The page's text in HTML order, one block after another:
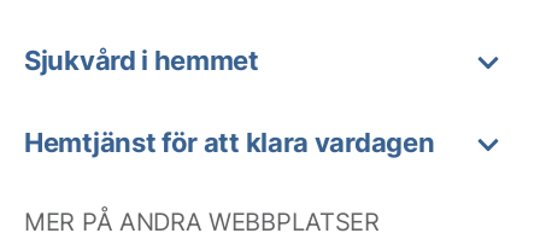
Sjukvård i hemmet
Hemtjänst för att klara vardagen
MER PÅ ANDRA WEBBPLATSER